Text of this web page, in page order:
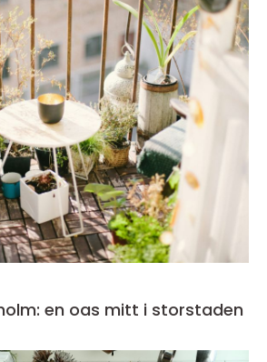
en oas mitt i storstaden